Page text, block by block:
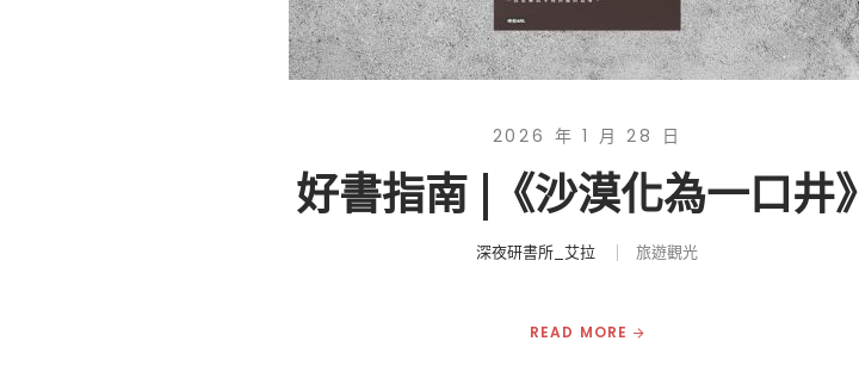
2026 年 1 月 28 日
好書指南 |《沙漠化為一口井》
深夜研書所_艾拉 旅遊觀光
READ MORE